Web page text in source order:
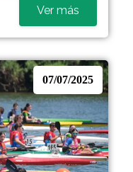
Ver más
07/07/2025